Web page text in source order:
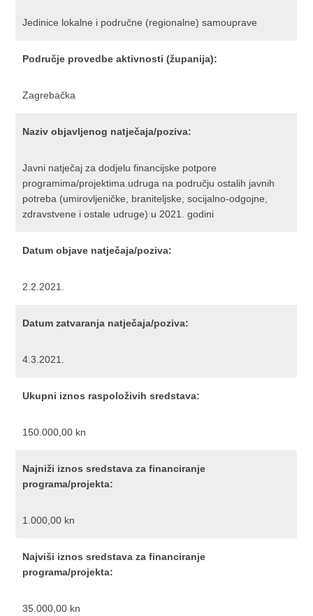
Jedinice lokalne i područne (regionalne) samouprave
Područje provedbe aktivnosti (županija):
Zagrebačka
Naziv objavljenog natječaja/poziva:
Javni natječaj za dodjelu financijske potpore
programima/projektima udruga na području ostalih javnih
potreba (umirovljeničke, braniteljske, socijalno-odgojne,
zdravstvene i ostale udruge) u 2021. godini
Datum objave natječaja/poziva:
2.2.2021.
Datum zatvaranja natječaja/poziva:
4.3.2021.
Ukupni iznos raspoloživih sredstava:
150.000,00 kn
Najniži iznos sredstava za financiranje
programa/projekta:
1.000,00 kn
Najviši iznos sredstava za financiranje
programa/projekta:
35.000,00 kn